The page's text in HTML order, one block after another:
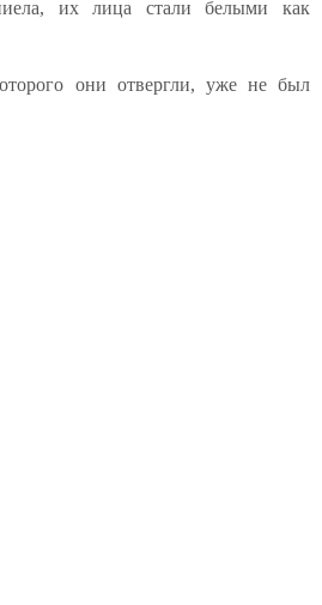
их лица стали белыми как
они отвергли, уже не был